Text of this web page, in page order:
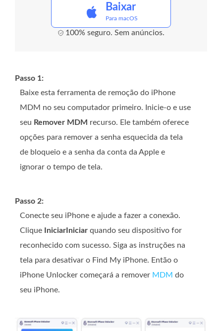
Baixar
Para macOS
100% seguro. Sem anúncios.
Passo 1:
Baixe esta ferramenta de remoção do iPhone
MDM no seu computador primeiro. Inicie-o e use
seu Remover MDM recurso. Ele também oferece
opções para remover a senha esquecida da tela
de bloqueio e a senha da conta da Apple e
ignorar o tempo de tela.
Passo 2:
Conecte seu iPhone e ajude a fazer a conexão.
Clique
IniciarIniciar quando seu dispositivo for
reconhecido com sucesso. Siga as instruções na
tela para desativar o Find My iPhone. Então o
iPhone Unlocker começará a remover MDM do
seu iPhone.